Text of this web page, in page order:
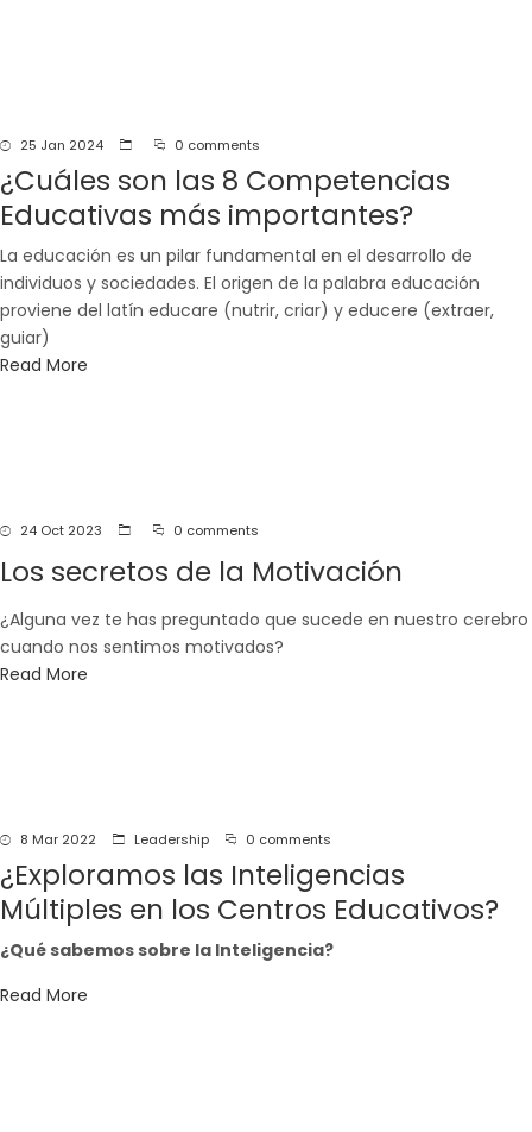
25 Jan 2024 0 comments
¿Cuáles son las 8 Competencias
Educativas más importantes?
La educación es un pilar fundamental en el desarrollo de
individuos y sociedades. El origen de la palabra educación
proviene del latín educare (nutrir, criar) y educere (extraer,
guiar)
Read More
24 Oct 2023 0 comments
Los secretos de la Motivación
¿Alguna vez te has preguntado que sucede en nuestro cerebro
cuando nos sentimos motivados?
Read More
8 Mar 2022 Leadership 0 comments
¿Exploramos las Inteligencias
Múltiples en los Centros Educativos?
¿Qué sabemos sobre la Inteligencia?
Read More